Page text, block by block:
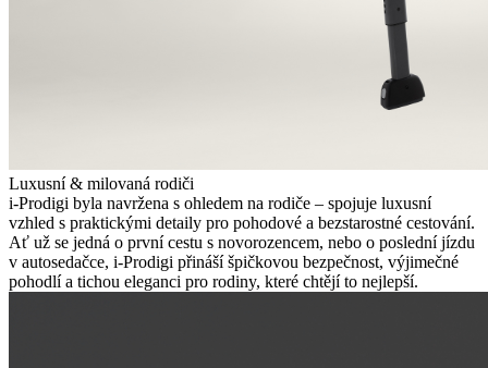
Luxusní & milovaná rodiči
i-Prodigi byla navržena s ohledem na rodiče – spojuje luxusní
vzhled s praktickými detaily pro pohodové a bezstarostné cestování.
Ať už se jedná o první cestu s novorozencem, nebo o poslední jízdu
v autosedačce, i-Prodigi přináší špičkovou bezpečnost, výjimečné
pohodlí a tichou eleganci pro rodiny, které chtějí to nejlepší.